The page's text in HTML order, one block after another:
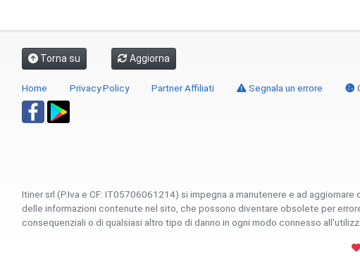
Torna su Aggiorna
Home Privacy Policy Partner Affiliati Segnala un errore
Itiner srl (P.Iva e CF: IT05706061214) si impegna a manutenere e ad
delle informazioni contenute nel sito, che possono diventare obsolete per
consequenziali o di qualsiasi altro tipo di danno in ogni modo connesso